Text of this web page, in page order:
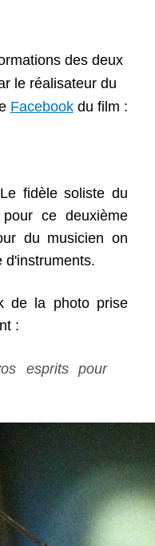
des deux
le réalisateur du
Facebookdu film :
fidèle soliste du
ce deuxième
du musicien on
d'instruments.
de la photo prise
:
esprits pour